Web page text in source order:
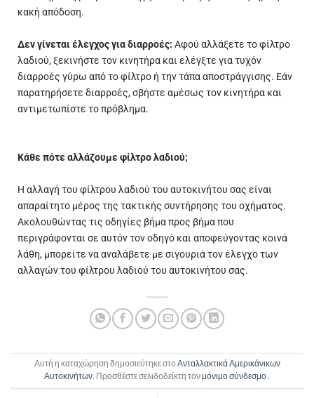
κακή απόδοση.
Δεν γίνεται έλεγχος για διαρροές: Αφού αλλάξετε το φίλτρο
λαδιού, ξεκινήστε τον κινητήρα και ελέγξτε για τυχόν
διαρροές γύρω από το φίλτρο ή την τάπα αποστράγγισης. Εάν
παρατηρήσετε διαρροές, σβήστε αμέσως τον κινητήρα και
αντιμετωπίστε το πρόβλημα.
Κάθε πότε αλλάζουμε φίλτρο λαδιού;
Η αλλαγή του φίλτρου λαδιού του αυτοκινήτου σας είναι
απαραίτητο μέρος της τακτικής συντήρησης του οχήματος.
Ακολουθώντας τις οδηγίες βήμα προς βήμα που
περιγράφονται σε αυτόν τον οδηγό και αποφεύγοντας κοινά
λάθη, μπορείτε να αναλάβετε με σιγουριά τον έλεγχο των
αλλαγών του φίλτρου λαδιού του αυτοκινήτου σας.
Αυτή η καταχώρηση δημοσιεύτηκε στο Ανταλλακτικά Αμερικάνικων
Αυτοκινήτων . Προσθέστε σελιδοδείκτη τονμόνιμο σύνδεσμο